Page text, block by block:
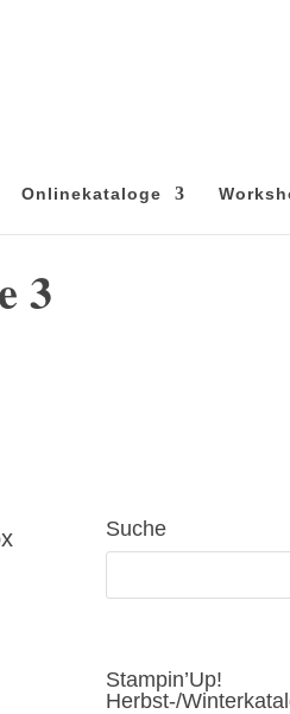
Onlinekataloge
3
Suche
Stampin’Up!
Herbst-/